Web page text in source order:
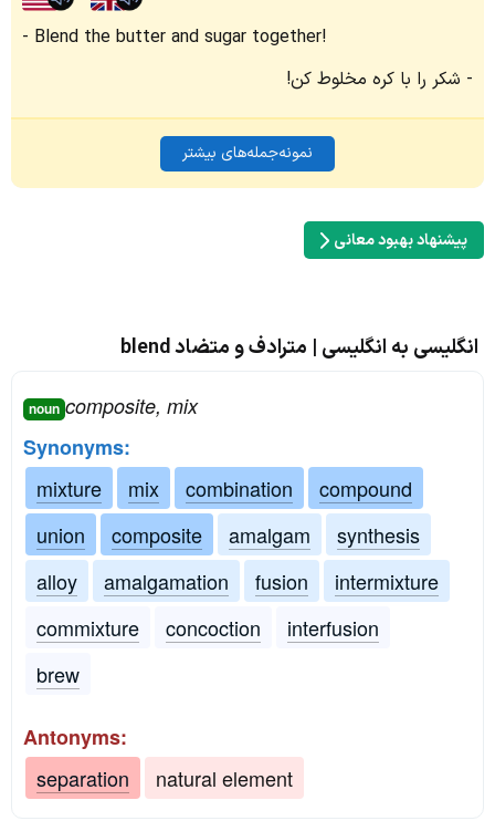
Blend the butter and sugar together!
شکر را با کره مخلوط کن!
نمونه‌جمله‌های بیشتر
پیشنهاد بهبود معانی
انگلیسی به انگلیسی | مترادف و متضاد blend
noun composite, mix
Synonyms:
mixture
mix combination
compound
union
composite amalgam
synthesis
alloy
amalgamation fusion
intermixture
commixture
concoction
interfusion
brew
Antonyms:
separation
natural element